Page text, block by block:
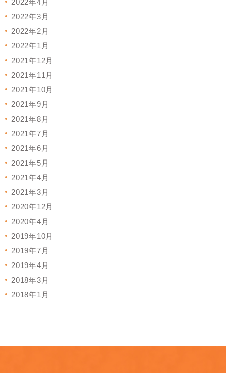
2022年4月
2022年3月
2022年2月
2022年1月
2021年12月
2021年11月
2021年10月
2021年9月
2021年8月
2021年7月
2021年6月
2021年5月
2021年4月
2021年3月
2020年12月
2020年4月
2019年10月
2019年7月
2019年4月
2018年3月
2018年1月